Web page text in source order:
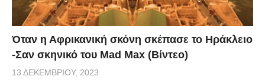
Όταν η Αφρικανική σκόνη σκέπασε το Ηράκλειο
-Σαν σκηνικό του Mad Max (Βίντεο)
13 ΔΕΚΕΜΒΡΊΟΥ, 2023